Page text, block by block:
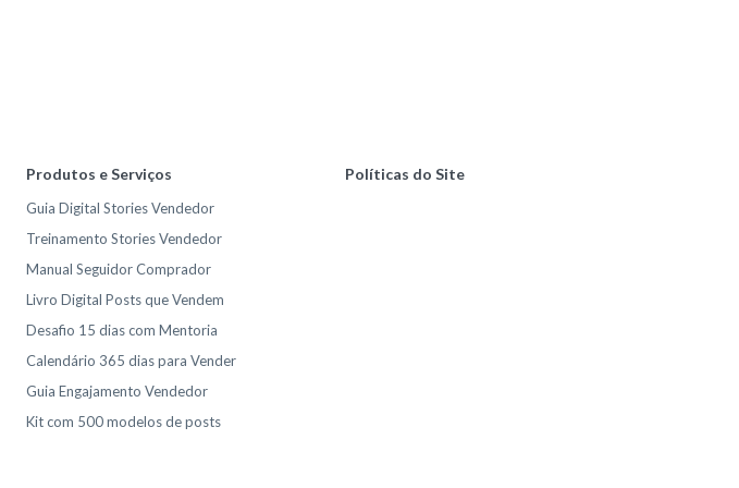
Produtos e Serviços
Guia Digital Stories Vendedor
Treinamento Stories Vendedor
Manual Seguidor Comprador
Livro Digital Posts que Vendem
Desafio 15 dias com Mentoria
Calendário 365 dias para Vender
Guia Engajamento Vendedor
Kit com 500 modelos de posts
Políticas do Site